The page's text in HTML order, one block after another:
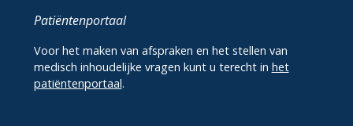
Patiëntenportaal
Voor het maken van afspraken en het stellen van
medisch inhoudelijke vragen kunt u terecht in het
patiëntenportaal.